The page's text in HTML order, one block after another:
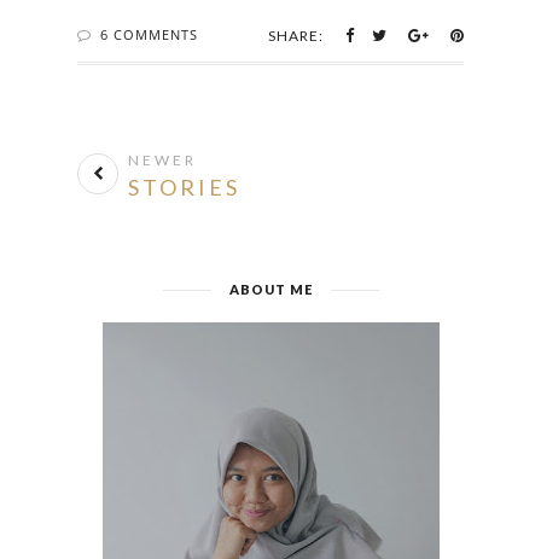
6 COMMENTS SHARE:
NEWER
STORIES
ABOUT ME